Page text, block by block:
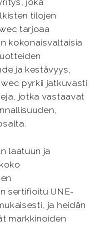
joka
tilojen
tarjoaa
kokonaisvaltaisia
ja kestävyys,
pyrkii jatkuvasti
jotka vastaavat
laatuun ja
sertifioitu UNE-
ja heidän
markkinoiden